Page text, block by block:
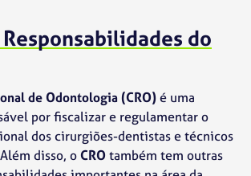
do
de Odontologia (CRO)é uma
por fiscalizar e regulamentar o
dos cirurgiões-dentistas e técnicos
disso, oCROtambém tem outras